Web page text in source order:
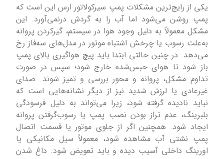
یکی از رایج‌ترین مشکلات پمپ سیرکولاتور ارس این است که
پمپ روشن می‌شود اما آب را به گردش درنمی‌آورد. این
مشکل معمولاً به دلیل وجود هوا در سیستم، گیرکردن پروانه
به‌علت رسوب یا چرخش اشتباه موتور در مدل‌های سه‌فاز رخ
می‌دهد. در چنین حالتی ابتدا باید پیچ هواگیری بالای پمپ
باز شود تا هوای حبس‌شده خارج شود؛ سپس در صورت
تداوم مشکل، پروانه و محور بررسی و تمیز شوند. صدای
غیرعادی یا لرزش شدید نیز از دیگر نشانه‌هایی است که
نباید نادیده گرفته شود، زیرا می‌تواند به دلیل فرسودگی
بلبرینگ، عدم تراز بودن نصب پمپ یا رسوب‌گرفتن پروانه
ایجاد شود. همچنین اگر از جلوی موتور یا قسمت اتصال
پمپ نشتی آب مشاهده شود، معمولاً سیل مکانیکی یا
اورینگ داخلی آسیب دیده و باید تعویض شود. داغ شدن